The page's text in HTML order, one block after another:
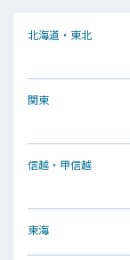
北海道・東北
関東
信越・甲信越
東海